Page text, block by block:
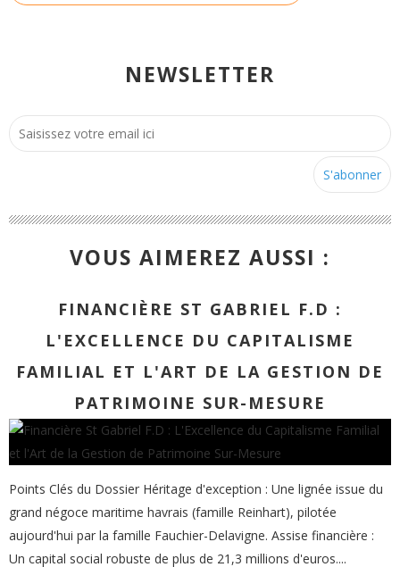
NEWSLETTER
VOUS AIMEREZ AUSSI :
FINANCIÈRE ST GABRIEL F.D :
L'EXCELLENCE DU CAPITALISME
FAMILIAL ET L'ART DE LA GESTION DE
PATRIMOINE SUR-MESURE
Points Clés du Dossier Héritage d'exception : Une lignée issue du
grand négoce maritime havrais (famille Reinhart), pilotée
aujourd'hui par la famille Fauchier-Delavigne. Assise financière :
Un capital social robuste de plus de 21,3 millions d'euros....